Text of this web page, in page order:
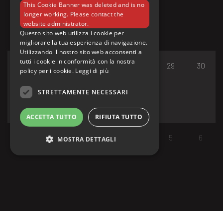
24 25 26 27 29 30
1 2 3 5 6
This Cookie Banner was deleted and is no
longer working. Please contact the
website administrator.
Questo sito web utilizza i cookie per
migliorare la tua esperienza di navigazione.
Utilizzando il nostro sito web acconsenti a
tutti i cookie in conformità con la nostra
policy per i cookie. Leggi di più
STRETTAMENTE NECESSARI
ACCETTA TUTTO RIFIUTA TUTTO
MOSTRA DETTAGLI